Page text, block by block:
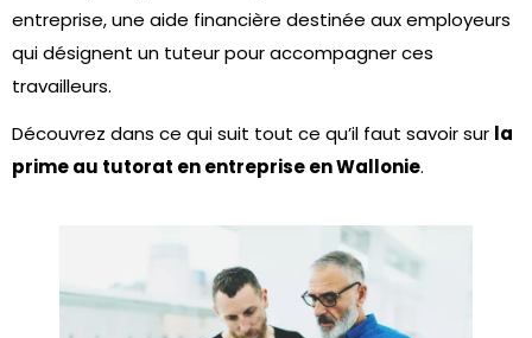
entreprise, une aide financière destinée aux employeurs
qui désignent un tuteur pour accompagner ces
travailleurs.
Découvrez dans ce qui suit tout ce qu’il faut savoir sur la
prime au tutorat en entreprise en Wallonie.